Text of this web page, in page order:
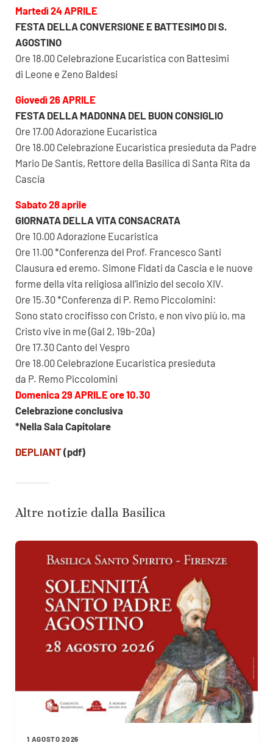
Martedì 24 APRILE
FESTA DELLA CONVERSIONE E BATTESIMO DI S.
AGOSTINO
Ore 18.00 Celebrazione Eucaristica con Battesimi
di Leone e Zeno Baldesi
Giovedì 26 APRILE
FESTA DELLA MADONNA DEL BUON CONSIGLIO
Ore 17.00 Adorazione Eucaristica
Ore 18.00 Celebrazione Eucaristica presieduta da Padre
Mario De Santis, Rettore della Basilica di Santa Rita da
Cascia
Sabato 28 aprile
GIORNATA DELLA VITA CONSACRATA
Ore 10.00 Adorazione Eucaristica
Ore 11.00 *Conferenza del Prof. Francesco Santi
Clausura ed eremo. Simone Fidati da Cascia e le nuove
forme della vita religiosa all’inizio del secolo XIV.
Ore 15.30 *Conferenza di P. Remo Piccolomini:
Sono stato crocifisso con Cristo, e non vivo più io, ma
Cristo vive in me (Gal 2, 19b-20a)
Ore 17.30 Canto del Vespro
Ore 18.00 Celebrazione Eucaristica presieduta
da P. Remo Piccolomini
Domenica 29 APRILE ore 10.30
Celebrazione conclusiva
*Nella Sala Capitolare
DEPLIANT(pdf)
Altre notizie dalla Basilica
1 AGOSTO 2026